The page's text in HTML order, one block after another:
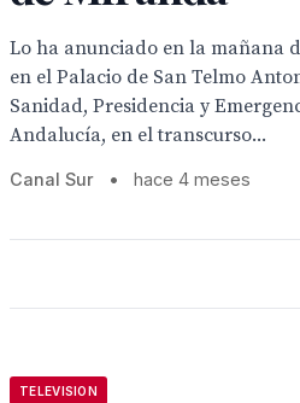
Lo ha anunciado en la mañana
en el Palacio de San Telmo
Sanidad, Presidencia y
Andalucía, en el transcurso...
Canal Sur • hace 4 meses
TELEVISION